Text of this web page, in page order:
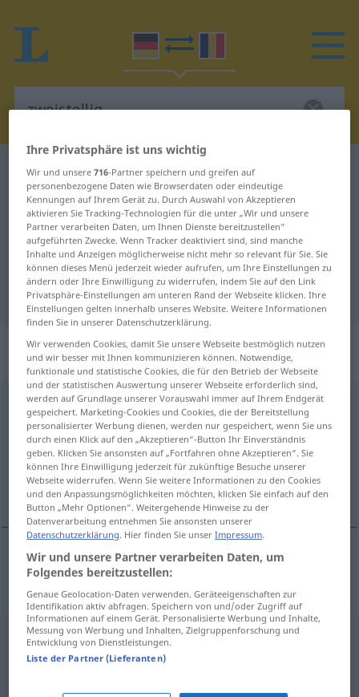
Deutsch-Rumänisch Wörterbuch zweistellig
Deutsch-Rumänisch Übersetzung
für "zweistellig"
"zweistellig" Rumänisch
Übersetzung
„zweistellig“: Adjektiv,
Eigenschaftswort
zweistelligadj
Übersicht aller Übersetzungen
(Für mehr Details die Übersetzung anklicken/antippen)
cu două cifre
douăcifre zweistellig
Ihre Privatsphäre ist uns wichtig
Wir und unsere716-Partner speichern und greifen auf
personenbezogene Daten wie Browserdaten oder eindeutige
Kennungen auf Ihrem Gerät zu. Durch Auswahl von Akzeptieren
aktivieren Sie Tracking-Technologien für die unter „Wir und unsere
Partner verarbeiten Daten, um Ihnen Dienste bereitzustellen“
aufgeführten Zwecke. Wenn Tracker deaktiviert sind, sind manche
Inhalte und Anzeigen möglicherweise nicht mehr so relevant für Sie. Sie
können dieses Menü jederzeit wieder aufrufen, um Ihre Einstellungen zu
ändern oder Ihre Einwilligung zu widerrufen, indem Sie auf den Link
Privatsphäre-Einstellungen am unteren Rand der Webseite klicken. Ihre
Einstellungen gelten innerhalb unseres Website. Weitere Informationen
finden Sie in unserer Datenschutzerklärung.
Wir verwenden Cookies, damit Sie unsere Webseite bestmöglich nutzen
und wir besser mit Ihnen kommunizieren können. Notwendige,
funktionale und statistische Cookies, die für den Betrieb der Webseite
und der statistischen Auswertung unserer Webseite erforderlich sind,
werden auf Grundlage unserer Vorauswahl immer auf Ihrem Endgerät
gespeichert. Marketing-Cookies und Cookies, die der Bereitstellung
personalisierter Werbung dienen, werden nur gespeichert, wenn Sie uns
durch einen Klick auf den „Akzeptieren“-Button Ihr Einverständnis
geben. Klicken Sie ansonsten auf „Fortfahren ohne Akzeptieren“. Sie
können Ihre Einwilligung jederzeit für zukünftige Besuche unserer
Webseite widerrufen. Wenn Sie weitere Informationen zu den Cookies
und den Anpassungsmöglichkeiten möchten, klicken Sie einfach auf den
Button „Mehr Optionen“. Weitergehende Hinweise zu der
Datenverarbeitung entnehmen Sie ansonsten unserer
Datenschutzerklärung. Hier finden Sie unserImpressum.
Wir und unsere Partner verarbeiten Daten, um
Folgendes bereitzustellen:
Genaue Geolocation-Daten verwenden. Geräteeigenschaften zur
Identifikation aktiv abfragen. Speichern von und/oder Zugriff auf
Informationen auf einem Gerät. Personalisierte Werbung und Inhalte,
Messung von Werbung und Inhalten, Zielgruppenforschung und
Entwicklung von Dienstleistungen.
Liste der Partner (Lieferanten)